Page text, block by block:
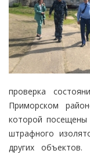
проверка
Приморском
которой
штрафного
других